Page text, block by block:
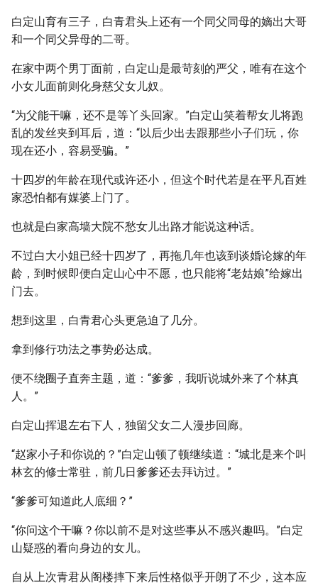
白定山育有三子，白青君头上还有一个同父同母的嫡出大哥
和一个同父异母的二哥。
在家中两个男丁面前，白定山是最苛刻的严父，唯有在这个
小女儿面前则化身慈父女儿奴。
“为父能干嘛，还不是等丫头回家。”白定山笑着帮女儿将跑
乱的发丝夹到耳后，道：“以后少出去跟那些小子们玩，你
现在还小，容易受骗。”
十四岁的年龄在现代或许还小，但这个时代若是在平凡百姓
家恐怕都有媒婆上门了。
也就是白家高墙大院不愁女儿出路才能说这种话。
不过白大小姐已经十四岁了，再拖几年也该到谈婚论嫁的年
龄，到时候即便白定山心中不愿，也只能将“老姑娘”给嫁出
门去。
想到这里，白青君心头更急迫了几分。
拿到修行功法之事势必达成。
便不绕圈子直奔主题，道：“爹爹，我听说城外来了个林真
人。”
白定山挥退左右下人，独留父女二人漫步回廊。
“赵家小子和你说的？”白定山顿了顿继续道：“城北是来个叫
林玄的修士常驻，前几日爹爹还去拜访过。”
“爹爹可知道此人底细？”
“你问这个干嘛？你以前不是对这些事从不感兴趣吗。”白定
山疑惑的看向身边的女儿。
自从上次青君从阁楼摔下来后性格似乎开朗了不少，这本应